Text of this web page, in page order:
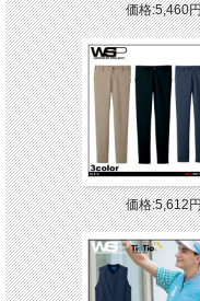
価格:5,460
価格:5,612